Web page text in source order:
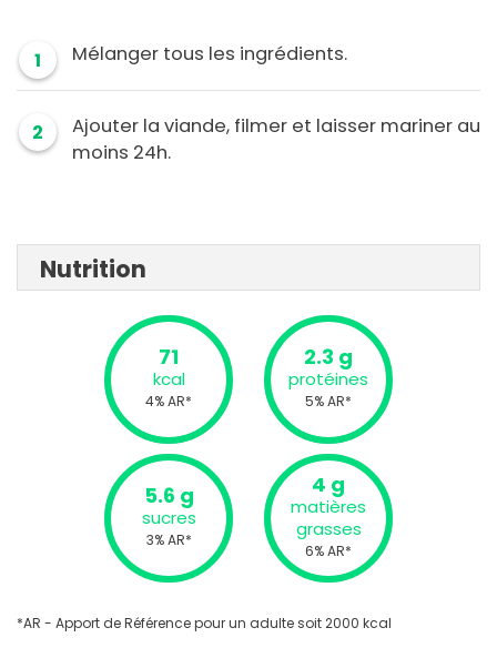
1 Mélanger tous les ingrédients.
2
Ajouter la viande, filmer et laisser mariner au
moins 24h.
Nutrition
71
kcal
4% AR*
2.3 g
protéines
5% AR*
5.6 g
sucres
3% AR*
4 g
matières
grasses
6% AR*
*AR - Apport de Référence pour un adulte soit 2000 kcal